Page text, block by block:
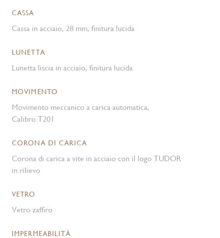
CASSA
Cassa in acciaio, 28 mm, finitura lucida
LUNETTA
Lunetta liscia in acciaio, finitura lucida
MOVIMENTO
Movimento meccanico a carica automatica,
Calibro T201
CORONA DI CARICA
Corona di carica a vite in acciaio con il logo TUDOR
in rilievo
VETRO
Vetro zaffiro
IMPERMEABILITÀ